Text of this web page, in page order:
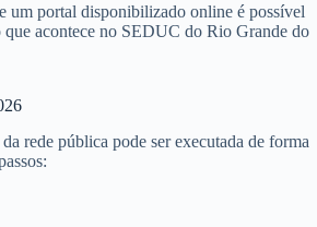
um portal disponibilizado online é possível
que acontece no SEDUC do Rio Grande do
rede pública pode ser executada de forma